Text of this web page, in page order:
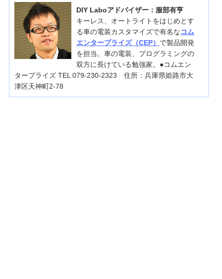
DIY Laboアドバイザー：服部有亨
キーレス、オートライトをはじめとす
る車の電装カスタマイズで有名なコム
エンタープライズ（CEP） で製品開発
を担当。車の電装、プログラミングの
双方に長けている勉強家。●コムエン
タープライズ TEL 079-230-2323 住所：兵庫県姫路市大
津区天神町2-78